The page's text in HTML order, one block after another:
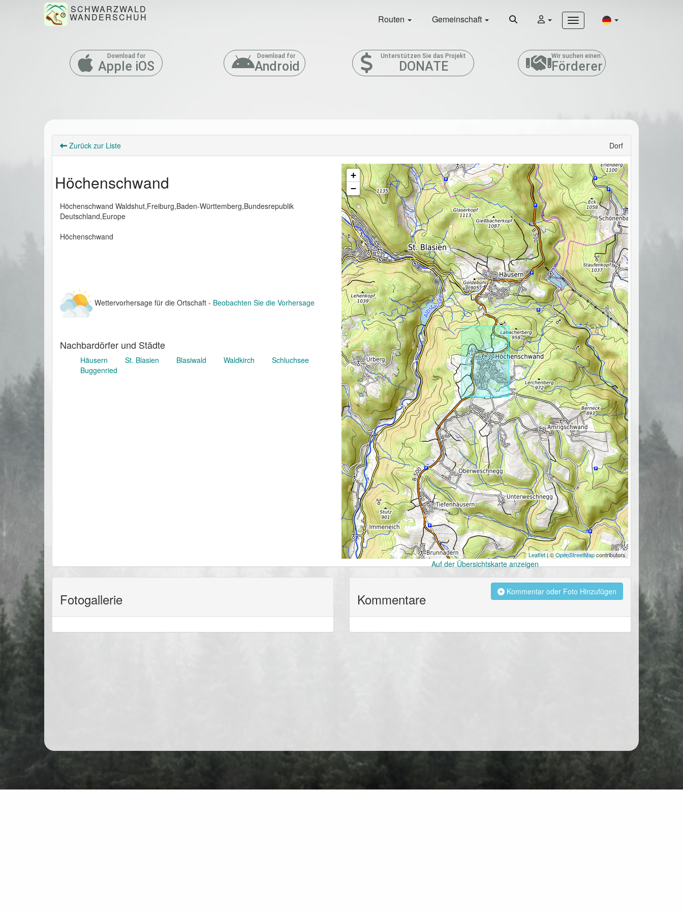
SCHWARZWALD
WANDERSCHUH Routen Gemeinschaft
Download for
Apple iOS
Download for
Android
Unterstützen Sie das Projekt
DONATE
Wir suchen einen
Förderer
Zurück zur Liste Dorf
Höchenschwand
Höchenschwand Waldshut,Freiburg,Baden-Württemberg,Bundesrepublik
Deutschland,Europe
Höchenschwand
Wettervorhersage für die Ortschaft - Beobachten Sie die Vorhersage
Nachbardörfer und Städte
Häusern St. Blasien Blasiwald Waldkirch
Schluchsee
Buggenried
+
−
Leaflet| ©OpenStreetMapcontributors
Auf der Übersichtskarte anzeigen
Fotogallerie Kommentare Kommentar oder Foto Hinzufügen